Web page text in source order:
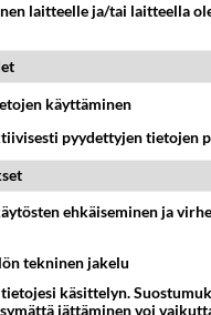
2026: Finaali
ja Pete Parkkonen
ja Pete
Pete Parkkonen pääsi
laitteelle ja/tai laitteella
käyttäminen
pyydettyjen tietojen
ehkäiseminen ja
tekninen jakelu
käsittelyn.
jättäminen voi